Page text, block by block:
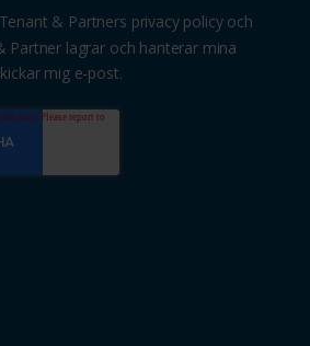
& Partners privacy policy och
Partner lagrar och hanterar mina
mig e-post.